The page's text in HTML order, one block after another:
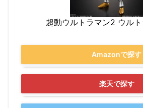
超動ウルトラマン2 ウル
Amazonで探す
楽天で探す